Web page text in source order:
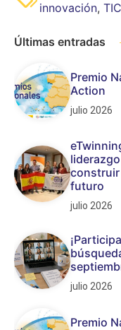
innovación, TIC
Últimas entradas
Premio
Action
julio 2026
construir
futuro
julio 2026
julio 2026
Premio